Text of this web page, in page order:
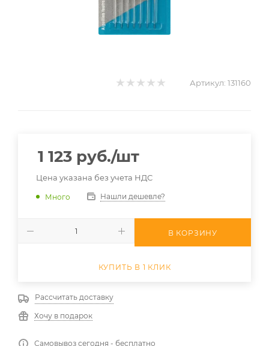
Артикул: 131160
1 123 руб./шт
Цена указана без учета НДС
Много Нашли дешевле?
В КОРЗИНУ
КУПИТЬ В 1 КЛИК
Рассчитать доставку
Хочу в подарок
Самовывоз сегодня - бесплатно